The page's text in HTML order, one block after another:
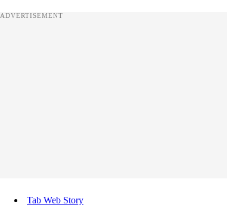
ADVERTISEMENT
Tab Web Story